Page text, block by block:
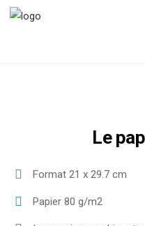
Le
Format 21 x 29.7 cm
Papier 80 g/m2